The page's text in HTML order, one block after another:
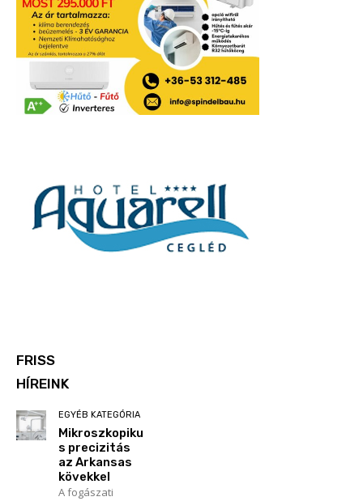
FRISS
HÍREINK
EGYÉB KATEGÓRIA
Mikroszkopiku
s precizitás
az Arkansas
kövekkel
A fogászati